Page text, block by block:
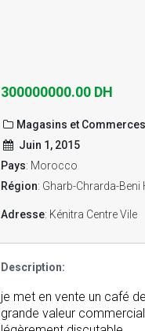
300000000.00 DH
Magasins et Commerces
Juin 1, 2015
Pays: Morocco
Région: Gharb-Chrarda-Beni
Adresse: Kénitra Centre Vile
Description:
je met en vente un café
grande valeur